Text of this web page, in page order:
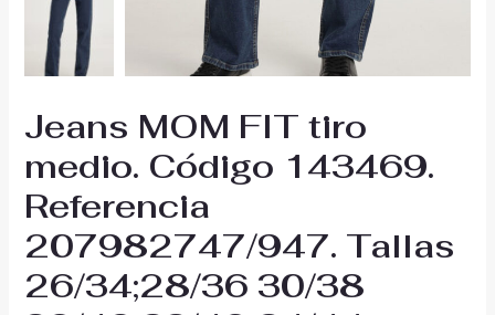
Jeans MOM FIT tiro
medio. Código 143469.
Referencia
207982747/947. Tallas
26/34;28/36 30/38